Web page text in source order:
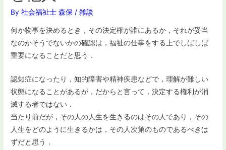
By社会福祉士 森保 /雑談
何か物事を決めるとき，その決定権が誰にあるか，それが妥当
なのかそうでないかの確認は，福祉の仕事をする上でしばしば
重要になることだと思う．
認知症になったり，知的障害や精神疾患などで，理解が難しい
状態になることがあるが，だからと言って，決定する権利が消
滅する者ではない．
当たり前だが，その人の人生を生きるのはその人であり，その
人生をどのように生きるかは，その人次第のものであるべきは
ずだと思う．